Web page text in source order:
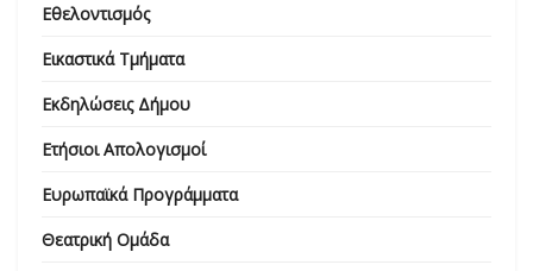
Εθελοντισμός
Εικαστικά Τμήματα
Εκδηλώσεις Δήμου
Ετήσιοι Απολογισμοί
Ευρωπαϊκά Προγράμματα
Θεατρική Ομάδα